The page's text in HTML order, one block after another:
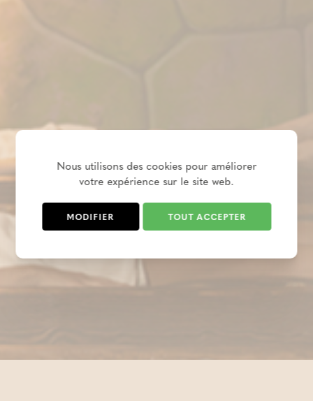
Nous utilisons des cookies pour améliorer
votre expérience sur le site web.
MODIFIER TOUT ACCEPTER